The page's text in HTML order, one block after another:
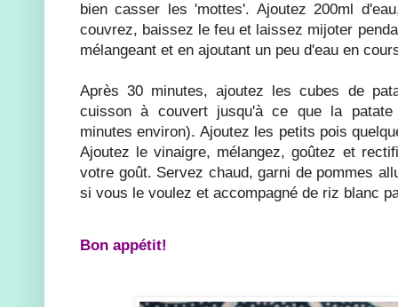
bien casser les 'mottes'. Ajoutez 200ml
couvrez, baissez le feu et laissez mijoter
mélangeant et en ajoutant un peu d'eau en
Après 30 minutes, ajoutez les cubes de
cuisson à couvert jusqu'à ce que la
minutes environ). Ajoutez les petits pois
Ajoutez le vinaigre, mélangez, goûtez et
votre goût. Servez chaud, garni de pommes
si vous le voulez et accompagné de riz blanc
Bon appétit!